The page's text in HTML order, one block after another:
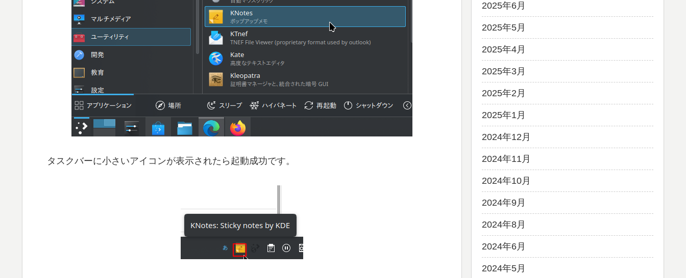
タスクバーに小さいアイコンが表示されたら起動成功です。
2025年6月
2025年5月
2025年4月
2025年3月
2025年2月
2025年1月
2024年12月
2024年11月
2024年10月
2024年9月
2024年8月
2024年6月
2024年5月